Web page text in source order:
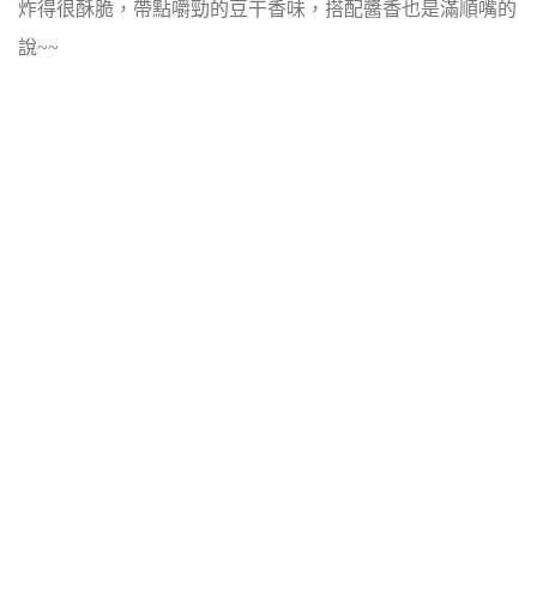
炸得很酥脆，帶點嚼勁的豆干香味，搭配醬香也是滿順嘴的
說~~